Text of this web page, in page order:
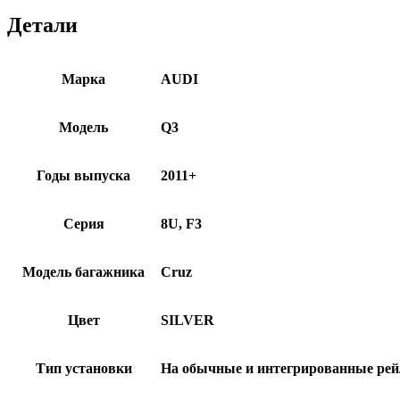
Детали
Марка AUDI
Модель Q3
Годы выпуска 2011+
Серия 8U, F3
Модель багажника Cruz
Цвет SILVER
Тип установки На обычные и интегрированные